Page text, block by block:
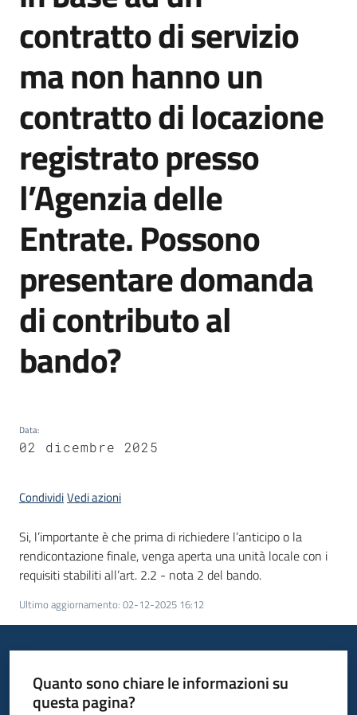
Comunicazione
e
partecipazione
Seguici
contratto di servizio
ma non hanno un
contratto di locazione
registrato presso
l’Agenzia delle
Entrate. Possono
presentare domanda
di contributo al
bando?
Data:
02 dicembre 2025
CondividiVedi azioni
Si, l’importante è che prima di richiedere l’anticipo o la
rendicontazione finale, venga aperta una unità locale con i
requisiti stabiliti all’art. 2.2 - nota 2 del bando.
Ultimo aggiornamento: 02-12-2025 16:12
Quanto sono chiare le informazioni su
questa pagina?